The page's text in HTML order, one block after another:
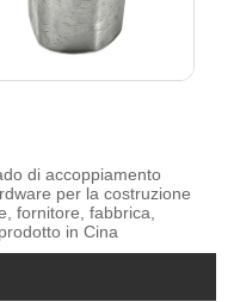
di accoppiamento
per la costruzione
fornitore, fabbrica,
in Cina